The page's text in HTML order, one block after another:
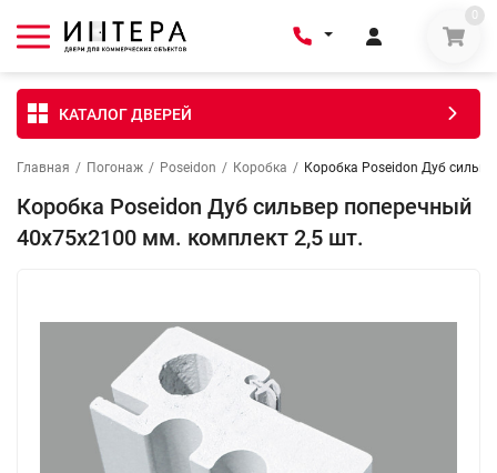
0
КАТАЛОГ ДВЕРЕЙ
Главная / Погонаж / Poseidon / Коробка / Коробка Poseidon Дуб
Коробка Poseidon Дуб сильвер поперечный
40х75х2100 мм. комплект 2,5 шт.